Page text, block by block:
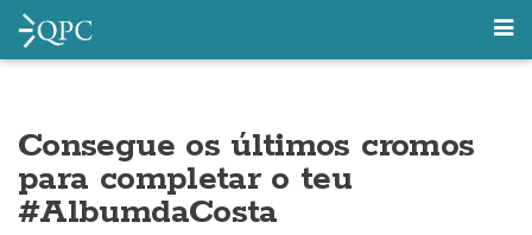
Consegue os últimos cromos
para completar o teu
#AlbumdaCosta